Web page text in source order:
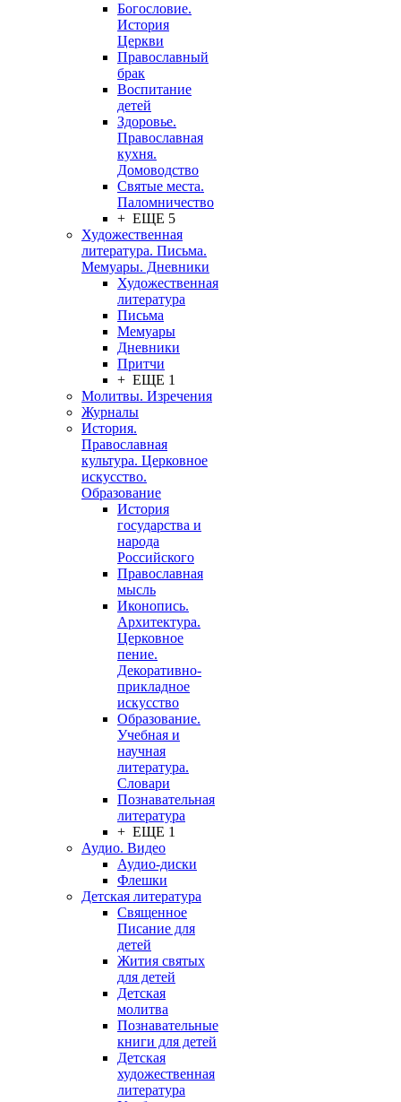
Богословие.
История
Церкви
Православный
брак
Воспитание
детей
Здоровье.
Православная
кухня.
Домоводство
Святые места.
Паломничество
+ ЕЩЕ 5
Художественная
литература. Письма.
Мемуары. Дневники
Художественная
литература
Письма
Мемуары
Дневники
Притчи
+ ЕЩЕ 1
Молитвы. Изречения
Журналы
История.
Православная
культура. Церковное
искусство.
Образование
История
государства и
народа
Российского
Православная
мысль
Иконопись.
Архитектура.
Церковное
пение.
Декоративно-
прикладное
искусство
Образование.
Учебная и
научная
литература.
Словари
Познавательная
литература
+ ЕЩЕ 1
Аудио. Видео
Аудио-диски
Флешки
Детская литература
Священное
Писание для
детей
Жития святых
для детей
Детская
молитва
Познавательные
книги для детей
Детская
художественная
литература